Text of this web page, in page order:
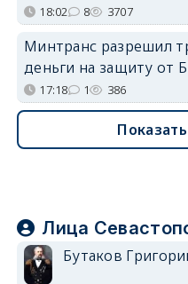
18:02 8 3707
Минтранс разрешил
деньги на защиту от
17:18 1 386
Лица
Бутаков